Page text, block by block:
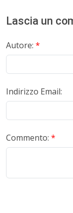
Lascia un
Autore: *
Indirizzo Email:
Commento: *